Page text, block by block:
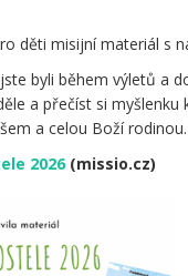
děti misijní materiál s
byli během výletů a
a přečíst si
a celou Boží rodinou.
2026 (missio.cz)